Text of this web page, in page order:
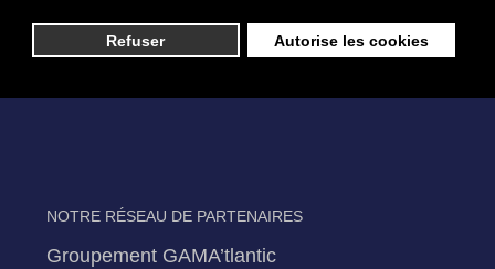
Refuser Autorise les cookies
Services de soins infirmiers à domicile
Services d'aide et d'accompagnement à domicile
NOTRE RÉSEAU DE PARTENAIRES
Groupement GAMA’tlantic